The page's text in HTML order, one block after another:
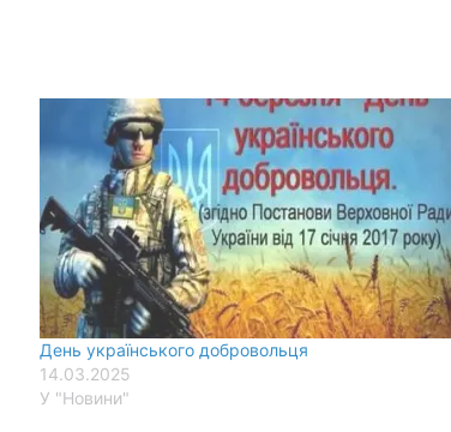
День українського добровольця
14.03.2025
У "Новини"